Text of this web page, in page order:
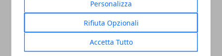
Personalizza
Rifiuta Opzionali
Accetta Tutto